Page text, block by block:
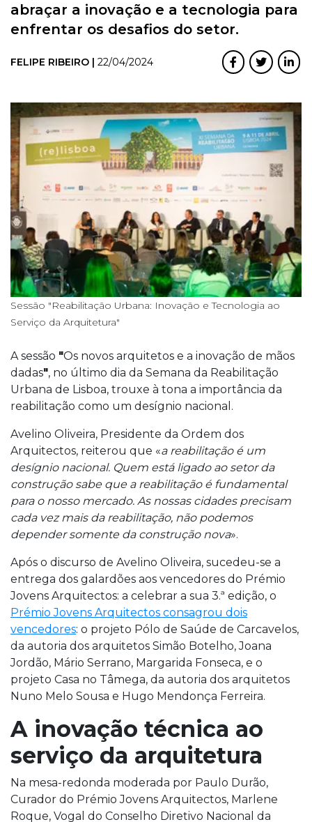
abraçar a inovação e a tecnologia para
enfrentar os desafios do setor.
FELIPE RIBEIRO | 22/04/2024
Sessão "Reabilitação Urbana: Inovação e Tecnologia ao
Serviço da Arquitetura"
A sessão "Os novos arquitetos e a inovação de mãos
dadas", no último dia da Semana da Reabilitação
Urbana de Lisboa, trouxe à tona a importância da
reabilitação como um desígnio nacional.
Avelino Oliveira, Presidente da Ordem dos
Arquitectos, reiterou que «a reabilitação é um
desígnio nacional. Quem está ligado ao setor da
construção sabe que a reabilitação é fundamental
para o nosso mercado. As nossas cidades precisam
cada vez mais da reabilitação, não podemos
depender somente da construção nova».
Após o discurso de Avelino Oliveira, sucedeu-se a
entrega dos galardões aos vencedores do Prémio
Jovens Arquitectos: a celebrar a sua 3.ª edição, o
Prémio Jovens Arquitectos consagrou dois
vencedores: o projeto Pólo de Saúde de Carcavelos,
da autoria dos arquitetos Simão Botelho, Joana
Jordão, Mário Serrano, Margarida Fonseca, e o
projeto Casa no Tâmega, da autoria dos arquitetos
Nuno Melo Sousa e Hugo Mendonça Ferreira.
A inovação técnica ao
serviço da arquitetura
Na mesa-redonda moderada por Paulo Durão,
Curador do Prémio Jovens Arquitectos, Marlene
Roque, Vogal do Conselho Diretivo Nacional da